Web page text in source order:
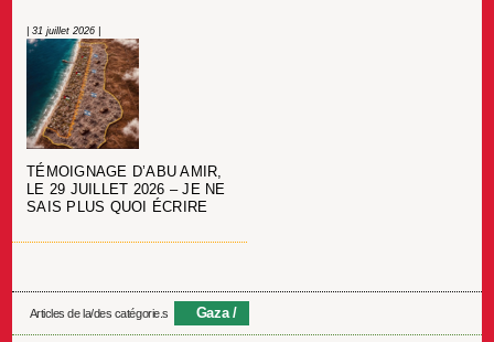
| 31 juillet 2026 |
TÉMOIGNAGE D’ABU AMIR,
LE 29 JUILLET 2026 – JE NE
SAIS PLUS QUOI ÉCRIRE
Articles de la/des catégorie.s Gaza